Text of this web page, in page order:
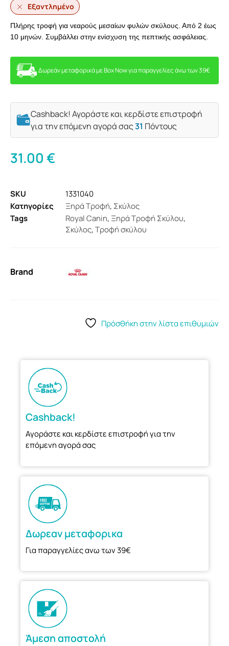
Εξαντλημένο
Πλήρης τροφή για νεαρούς μεσαίων φυλών σκύλους. Από 2 έως
10 μηνών. Συμβάλλει στην ενίσχυση της πεπτικής ασφάλειας.
Δωρεάν μεταφορικά με Box Now για παραγγελίες άνω των 39€
Cashback! Αγοράστε και κερδίστε επιστροφή
για την επόμενη αγορά σας31 Πόντους
31.00€
SKU
1331040
Κατηγορίες
Ξηρά Τροφή, Σκύλος
Tags
Royal Canin, Ξηρά Τροφή Σκύλου,
Σκύλος,Τροφή σκύλου
Brand
Πρόσθήκη στην λίστα επιθυμιών
Cashback!
Αγοράστε και κερδίστε επιστροφή για την
επόμενη αγορά σας
Δωρεαν μεταφορικα
Για παραγγελίες ανω των 39€
Άμεση αποστολή